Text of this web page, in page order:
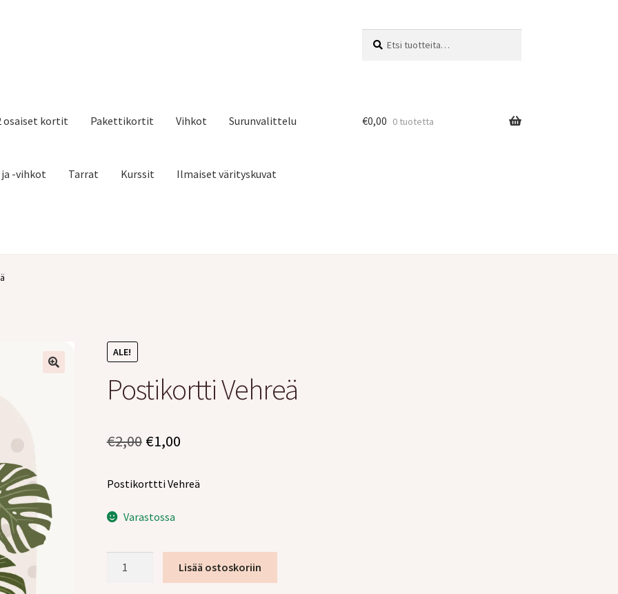
osaiset kortit Pakettikortit Vihkot Surunvalittelu
-vihkot Tarrat Kurssit Ilmaiset värityskuvat
€0,00 0 tuotetta
ALE!
Postikortti Vehreä
€2,00 Alkuperäinen
oli:
€2,00.
€1,00Nykyinen
on:
Postikorttti Vehreä
Varastossa
Lisää ostoskoriin